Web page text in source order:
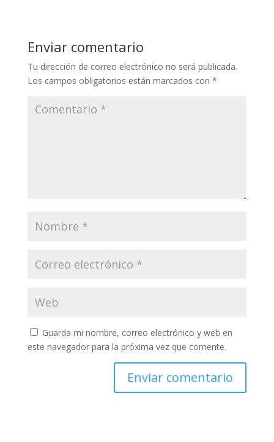
Enviar comentario
Tu dirección de correo electrónico no será publicada.
Los campos obligatorios están marcados con *
Guarda mi nombre, correo electrónico y web en
este navegador para la próxima vez que comente.